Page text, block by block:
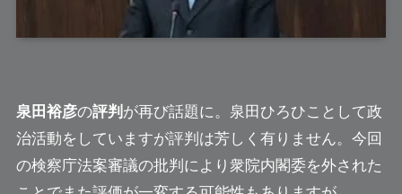
泉田裕彦の評判 が再び話題に。泉田ひろひことして政
治活動をしていますが評判は芳しく有りません。今回
の検察庁法案審議の批判により衆院内閣委を外された